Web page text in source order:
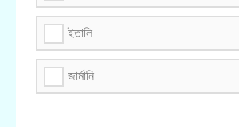
ইতালি
জার্মানি